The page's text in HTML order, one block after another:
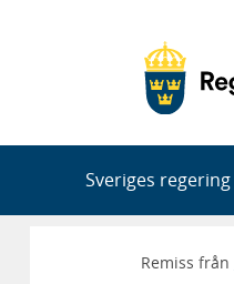
Sveriges regering
Remiss från